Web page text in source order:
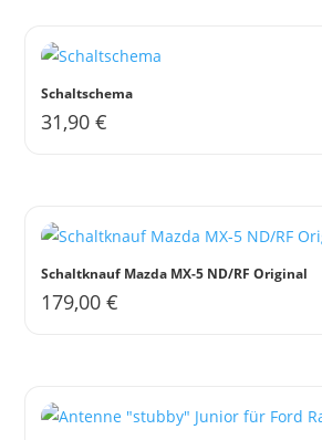
Produktseite
gewählt
werden
Schaltschema
31,90€
Schaltknauf Mazda MX-5 ND/RF Original
179,00€